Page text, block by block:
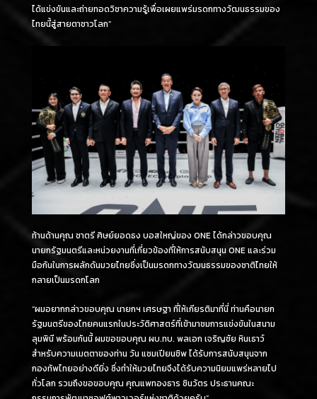
ได้แข่งขันและถ่ายทอดวิชาความรู้เพื่อเผยแพร่มรดกทางวัฒนธรรมของ
ไทยนี้สู่สายตาชาวโลก”
ท้านด้านคุณ ชาตรี ศิษย์ยอดธง บอสใหญ่ของ ONE ได้กล่าวขอบคุณ
นายกรัฐมนตรีและหน่วยงานที่เกี่ยวข้องที่ให้การสนับสนุน ONE และร่วม
มือกันในการผลักดันมวยไทยซึ่งเป็นมรดกทางวัฒนธรรมของชาติไทยให้
กลายเป็นมรดกโลก
“ผมอยากกล่าวขอบคุณ นายกฯ เศรษฐา ที่ให้เกียรติมาที่นี่ ท่านคือนายก
รัฐมนตรีของไทยคนแรกในประวัติศาสตร์ที่เข้ามาชมการแข่งขันในสนาม
ลุมพินี พร้อมกันนี้ ผมขอขอบคุณ ผบ.ทบ. พลเอก เจริญชัย หินเธาว์
สำหรับความเมตตาของท่าน วัน แชมเปียนชิพ ได้รับการสนับสนุนจาก
กองทัพไทยอย่างดียิ่ง ซึ่งทำให้มวยไทยจึงได้รับความนิยมแพร่หลายไป
ทั่วโลก รวมถึงขอขอบคุณ คุณแพทองธาร ชินวัตร ประธานคณะ